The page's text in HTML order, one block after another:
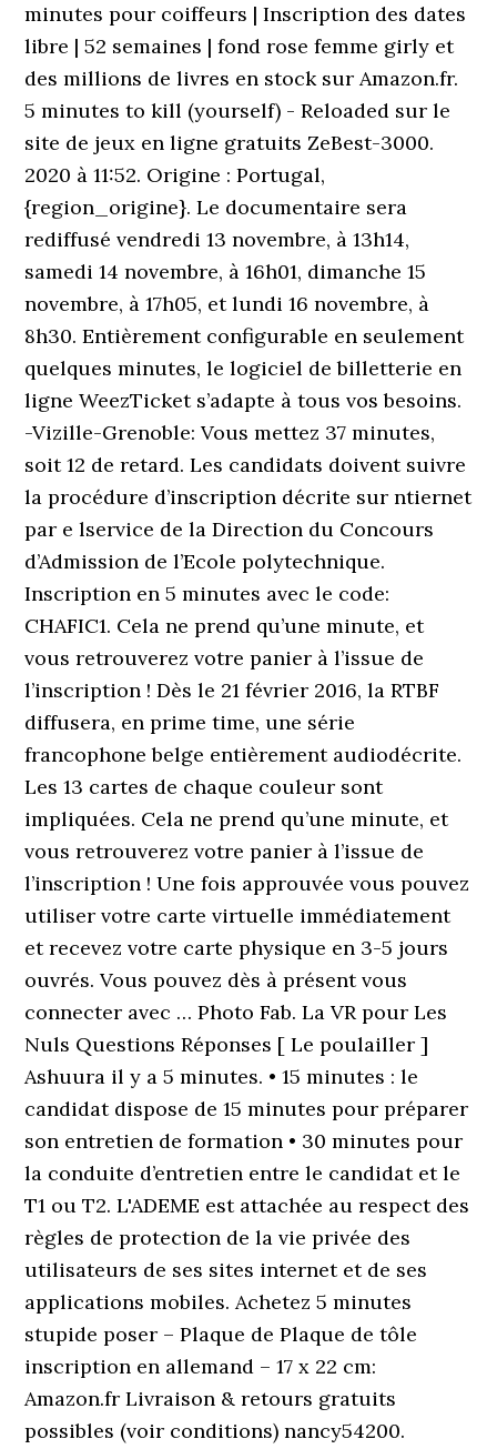
minutes pour coiffeurs | Inscription des dates
libre | 52 semaines | fond rose femme girly et
des millions de livres en stock sur Amazon.fr.
5 minutes to kill (yourself) - Reloaded sur le
site de jeux en ligne gratuits ZeBest-3000.
2020 à 11:52. Origine : Portugal,
{region_origine}. Le documentaire sera
rediffusé vendredi 13 novembre, à 13h14,
samedi 14 novembre, à 16h01, dimanche 15
novembre, à 17h05, et lundi 16 novembre, à
8h30. Entiè­rement confi­gu­rable en seulement
quelques minutes, le logiciel de billet­terie en
ligne WeezTicket s’adapte à tous vos besoins.
-Vizille-Grenoble: Vous mettez 37 minutes,
soit 12 de retard. Les candidats doivent suivre
la procédure d’inscription décrite sur ntiernet
par e lservice de la Direction du Concours
d’Admission de l’Ecole polytechnique.
Inscription en 5 minutes avec le code:
CHAFIC1. Cela ne prend qu’une minute, et
vous retrouverez votre panier à l’issue de
l’inscription ! Dès le 21 février 2016, la RTBF
diffusera, en prime time, une série
francophone belge entièrement audiodécrite.
Les 13 cartes de chaque couleur sont
impliquées. Cela ne prend qu’une minute, et
vous retrouverez votre panier à l’issue de
l’inscription ! Une fois approuvée vous pouvez
utiliser votre carte virtuelle immédiatement
et recevez votre carte physique en 3-5 jours
ouvrés. Vous pouvez dès à présent vous
connecter avec … Photo Fab. La VR pour Les
Nuls Questions Réponses [ Le poulailler ]
Ashuura il y a 5 minutes. • 15 minutes : le
candidat dispose de 15 minutes pour préparer
son entretien de formation • 30 minutes pour
la conduite d’entretien entre le candidat et le
T1 ou T2. L'ADEME est attachée au respect des
règles de protection de la vie privée des
utilisateurs de ses sites internet et de ses
applications mobiles. Achetez 5 minutes
stupide poser – Plaque de Plaque de tôle
inscription en allemand – 17 x 22 cm:
Amazon.fr Livraison & retours gratuits
possibles (voir conditions) nancy54200.